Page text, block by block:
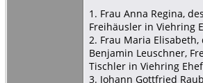
1. Frau Anna Regina,
Freihäusler in Viehring
2. Frau Maria Elisabeth,
Benjamin Leuschner,
Tischler in Viehring
3. Johann Gottfried